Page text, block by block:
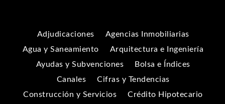
Adjudicaciones
Agencias Inmobiliarias
Agua y Saneamiento
Arquitectura e Ingeniería
Ayudas y Subvenciones
Bolsa e Índices
Canales
Cifras y Tendencias
Construcción y Servicios
Crédito Hipotecario